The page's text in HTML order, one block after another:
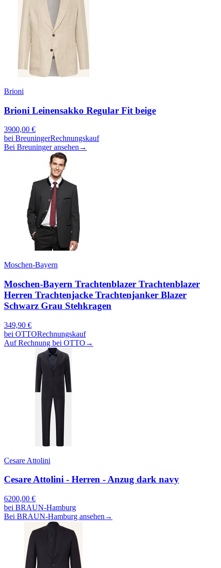
Brioni
Brioni Leinensakko Regular Fit beige
3900,00 €
bei BreuningerRechnungskauf
Bei Breuninger ansehen →
Moschen-Bayern
Moschen-Bayern Trachtenblazer Trachtenblazer
Herren Trachtenjacke Trachtenjanker Blazer
Schwarz Grau Stehkragen
349,90 €
bei OTTORechnungskauf
Auf Rechnung bei OTTO →
Cesare Attolini
Cesare Attolini - Herren - Anzug dark navy
6200,00 €
bei BRAUN-Hamburg
Bei BRAUN-Hamburg ansehen →